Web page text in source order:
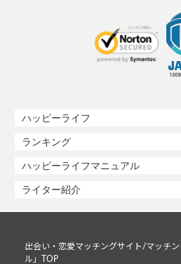
ハッピーライフ
ランキング
ハッピーライフマニュアル
ライター紹介
出会い・恋愛マッチングサイト/マッチ
ル」TOP